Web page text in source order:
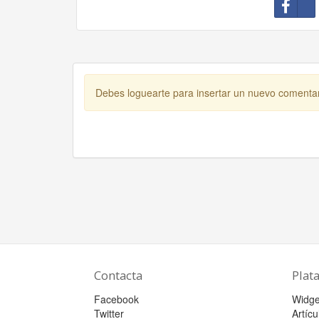
Debes loguearte para insertar un nuevo
Contacta
Facebook
Twitter